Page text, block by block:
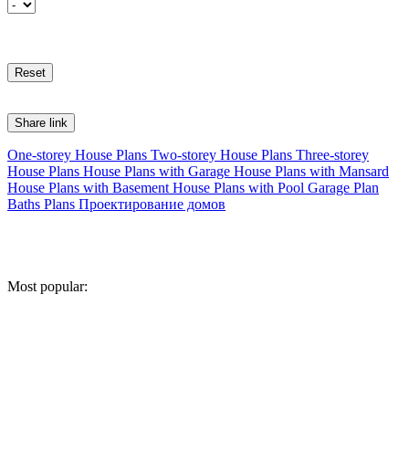
Share link
One-storey House Plans Two-storey House Plans Three-storey
House Plans House Plans with Garage House Plans with Mansard
House Plans with Basement House Plans with Pool Garage Plan
Baths Plans Проектирование домов
Most popular: